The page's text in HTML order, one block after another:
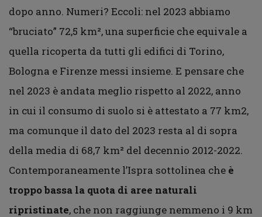
dopo anno. Numeri? Eccoli: nel 2023 abbiamo
“bruciato” 72,5 km², una superficie che equivale a
quella ricoperta da tutti gli edifici di Torino,
Bologna e Firenze messi insieme. E pensare che
nel 2023 è andata meglio rispetto al 2022, anno
in cui il consumo di suolo si è attestato a 77 km2,
ma comunque il dato del 2023 resta al di sopra
della media di 68,7 km² del decennio 2012-2022.
Contemporaneamente l’Ispra sottolinea che è
troppo bassa la quota di aree naturali
ripristinate, che non raggiunge nemmeno i 9 km